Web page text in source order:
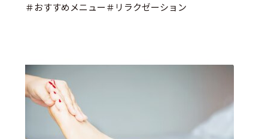
＃おすすめメニュー＃リラクゼーション